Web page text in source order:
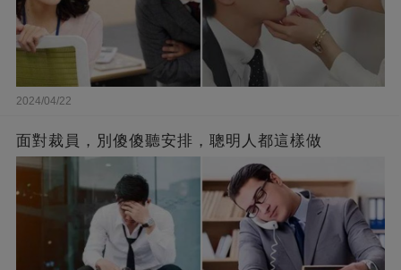
2024/04/22
面對裁員，別傻傻聽安排，聰明人都這樣做